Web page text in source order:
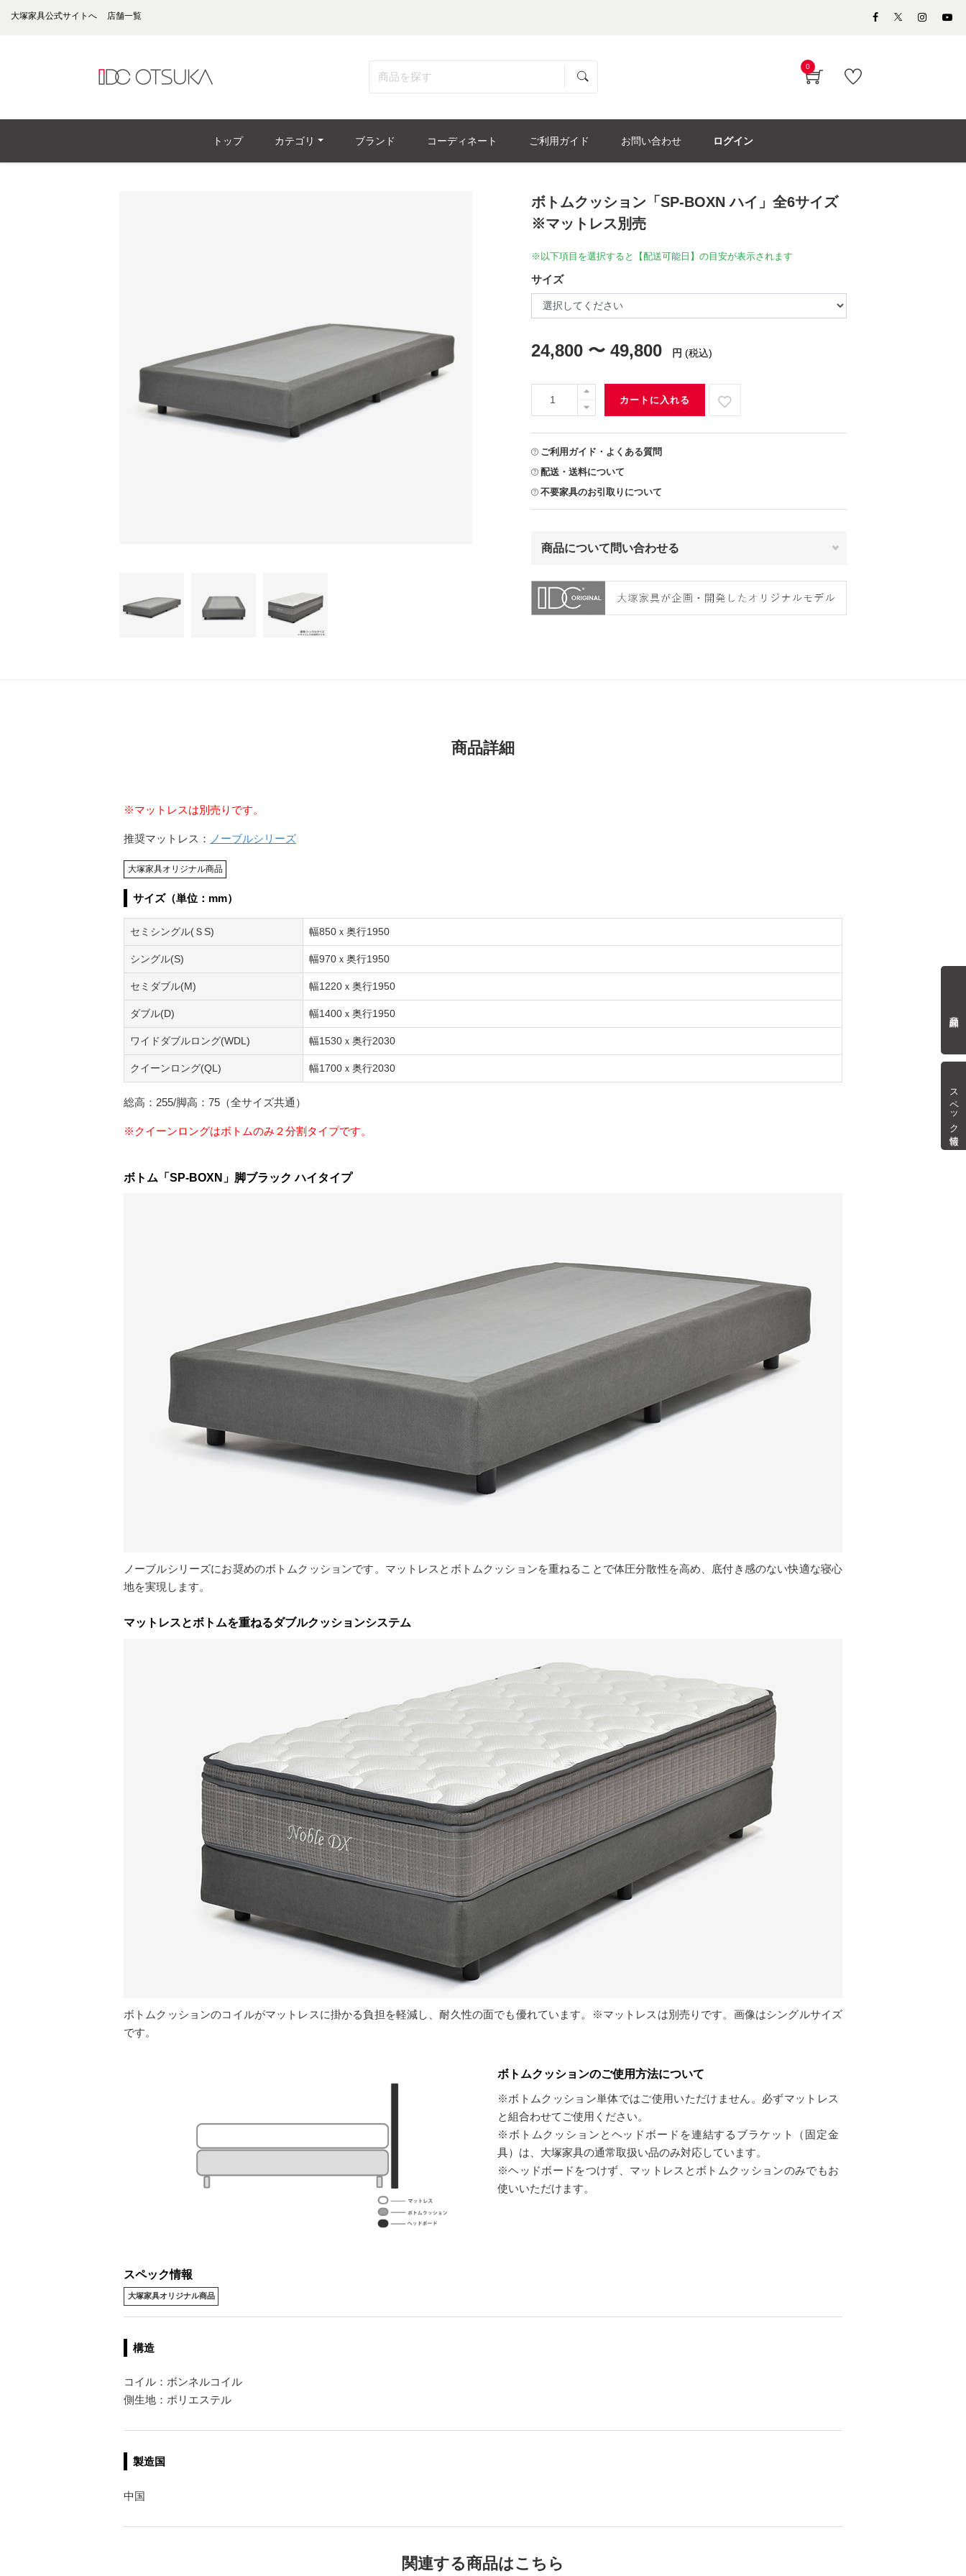
スペック情報
大塚家具公式サイトへ 店舗一覧
0
トップ カテゴリ ブランド コーディネート ご利用ガイド お問い合わせ ログイン
ボトムクッション「SP-BOXN ハイ」全6サイズ
※マットレス別売
※以下項目を選択すると【配送可能日】の目安が表示されます
サイズ
24,800 〜 49,800 円 (税込)
カートに入れる
ご利用ガイド・よくある質問
配送・送料について
不要家具のお引取りについて
商品について問い合わせる
商品詳細
※マットレスは別売りです。
推奨マットレス： ノーブルシリーズ
大塚家具オリジナル商品
サイズ（単位：mm）
セミシングル(ＳS) 幅850ｘ奥行1950
シングル(S) 幅970ｘ奥行1950
セミダブル(M) 幅1220ｘ奥行1950
ダブル(D) 幅1400ｘ奥行1950
ワイドダブルロング(WDL) 幅1530ｘ奥行2030
クイーンロング(QL) 幅1700ｘ奥行2030
総高：255/脚高：75（全サイズ共通）
※クイーンロングはボトムのみ２分割タイプです。
ボトム「SP-BOXN」脚ブラック ハイタイプ
ノーブルシリーズにお奨めのボトムクッションです。マットレスとボトムクッションを重ねることで体圧分散性を高め、底付き感のない快適な寝心
地を実現します。
マットレスとボトムを重ねるダブルクッションシステム
ボトムクッションのコイルがマットレスに掛かる負担を軽減し、耐久性の面でも優れています。※マットレスは別売りです。画像はシングルサイズ
です。
ボトムクッションのご使用方法について
※ボトムクッション単体ではご使用いただけません。必ずマットレス
と組合わせてご使用ください。
※ボトムクッションとヘッドボードを連結するブラケット（固定金
具）は、大塚家具の通常取扱い品のみ対応しています。
※ヘッドボードをつけず、マットレスとボトムクッションのみでもお
使いいただけます。
スペック情報
大塚家具オリジナル商品
構造
コイル：ボンネルコイル
側生地：ポリエステル
製造国
中国
関連する商品はこちら